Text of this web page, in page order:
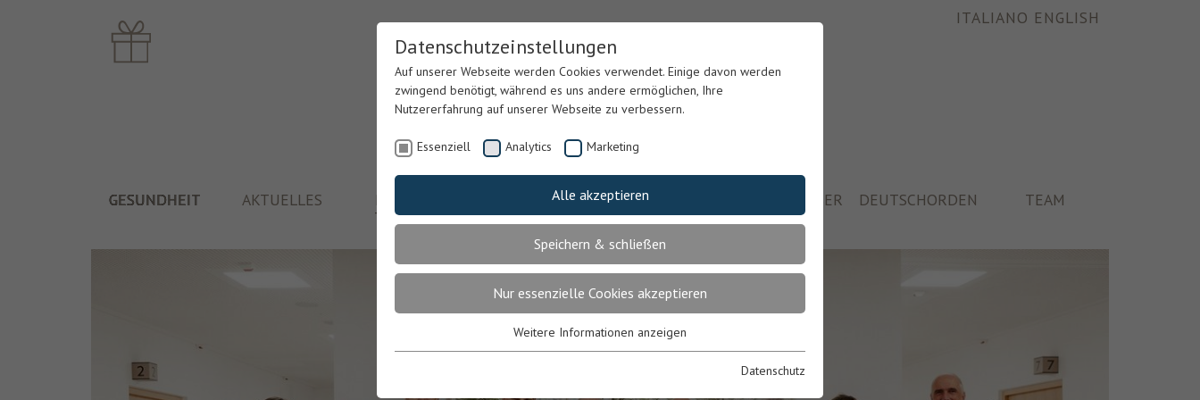
ITALIANO ENGLISH
GESUNDHEIT AKTUELLES
THERAPIE
LEIB & SEELE PARKING GÄSTEHÄUSER DEUTSCHORDEN TEAM
Datenschutzeinstellungen
Auf unserer Webseite werden Cookies verwendet. Einige davon werden
zwingend benötigt, während es uns andere ermöglichen, Ihre
Nutzererfahrung auf unserer Webseite zu verbessern.
Essenziell Analytics Marketing
Alle akzeptieren
Speichern & schließen
Nur essenzielle Cookies akzeptieren
Essenzielle Cookies werden für grundlegende Funktionen der Webseite
Weitere Informationen anzeigen
Datenschutz